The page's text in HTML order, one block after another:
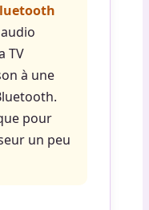
TV
à une
pour
un peu